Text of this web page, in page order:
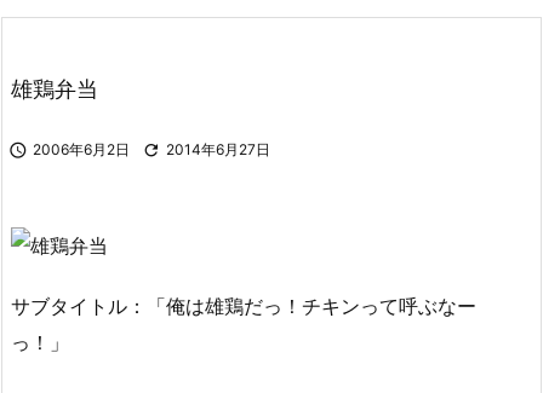

雄鶏弁当
 2006年6月2日  2014年6月27日
サブタイトル：「俺は雄鶏だっ！チキンって呼ぶなー
っ！」